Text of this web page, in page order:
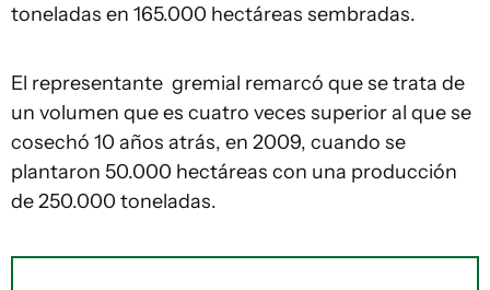
toneladas en 165.000 hectáreas sembradas.
El representante gremial remarcó que se trata de
un volumen que es cuatro veces superior al que se
cosechó 10 años atrás, en 2009, cuando se
plantaron 50.000 hectáreas con una producción
de 250.000 toneladas.